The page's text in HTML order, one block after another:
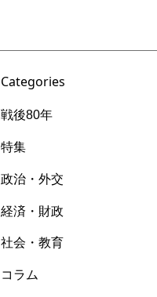
Categories
戦後80年
特集
政治・外交
経済・財政
社会・教育
コラム